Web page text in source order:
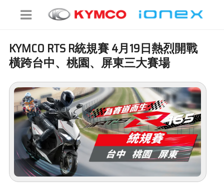
KYMCO RTS R統規賽 4月19日熱烈開戰
橫跨台中、桃園、屏東三大賽場